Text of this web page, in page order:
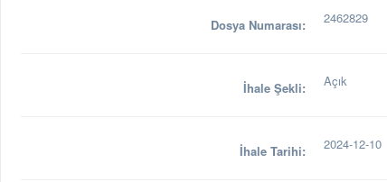
Dosya Numarası: 2462829
İhale Şekli: Açık
İhale Tarihi: 2024-12-10